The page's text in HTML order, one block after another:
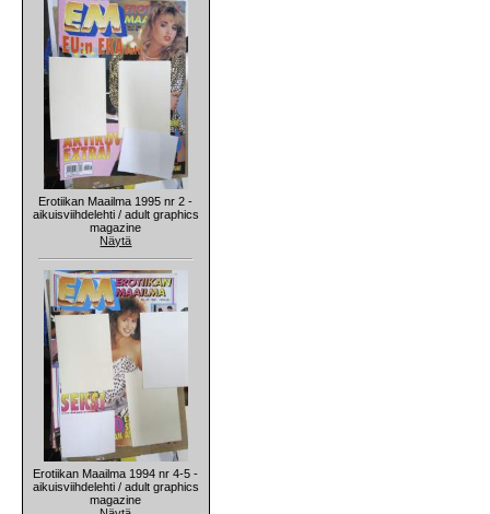
Erotiikan Maailma 1995 nr 2 -
aikuisviihdelehti / adult graphics
magazine
Näytä
Erotiikan Maailma 1994 nr 4-5 -
aikuisviihdelehti / adult graphics
magazine